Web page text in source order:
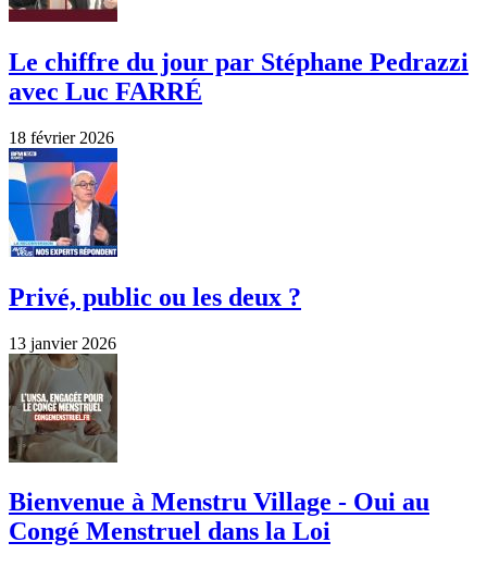
Le chiffre du jour par Stéphane Pedrazzi
avec Luc FARRÉ
18 février 2026
Privé, public ou les deux ?
13 janvier 2026
Bienvenue à Menstru Village - Oui au
Congé Menstruel dans la Loi